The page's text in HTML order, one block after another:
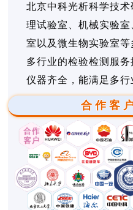
北京中科光析科学技
理试验室、机械实验
室以及微生物实验室
多行业的检验检测服
仪器齐全，能满足多行
合作客